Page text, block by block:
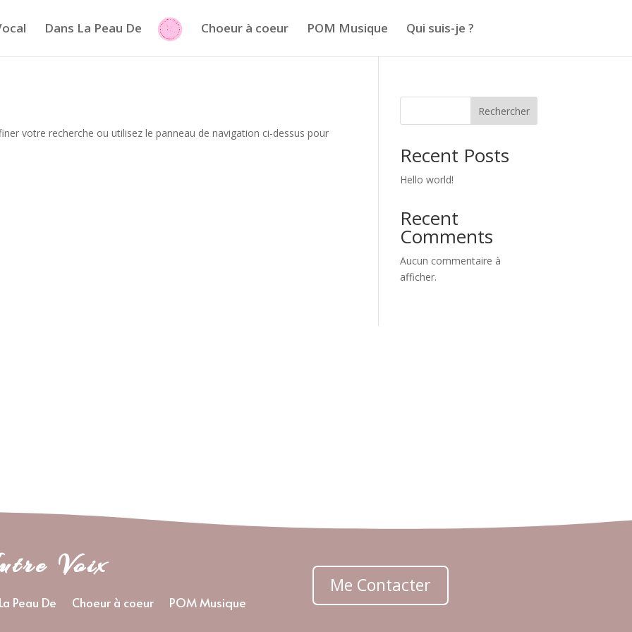
Dans La Peau De Choeur à coeur POM Musique Qui suis-je ?
votre recherche ou utilisez le panneau de navigation ci-dessus pour
Rechercher
Recent Posts
Hello world!
Recent
Comments
Aucun commentaire à
afficher.
Voix
Peau De Choeur à coeur POM Musique
Me Contacter